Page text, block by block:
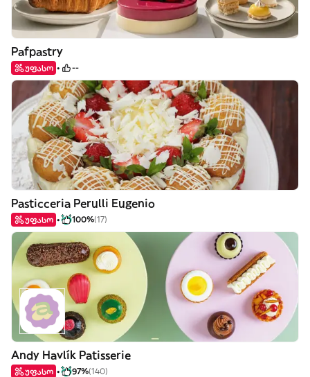
Pafpastry
უფასო --
Pasticceria Perulli Eugenio
უფასო 100%(17)
Andy Havlík Patisserie
უფასო 97%(140)